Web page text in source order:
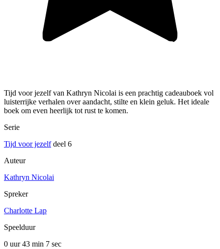
Tijd voor jezelf van Kathryn Nicolai is een prachtig cadeauboek vol
luisterrijke verhalen over aandacht, stilte en klein geluk. Het ideale
boek om even heerlijk tot rust te komen.
Serie
Tijd voor jezelfdeel 6
Auteur
Kathryn Nicolai
Spreker
Charlotte Lap
Speelduur
0 uur 43 min 7 sec